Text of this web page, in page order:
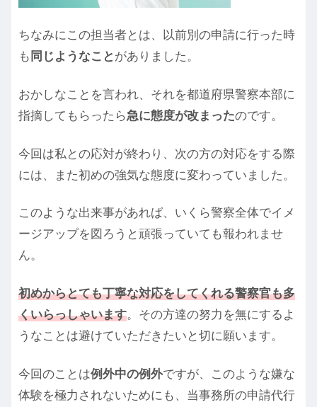
ちなみにこの担当者とは、以前別の申請に行った時
も 同じようなこと がありました。
おかしなことを言われ、それを都道府県警察本部に
指摘してもらったら急に態度が改まったのです。
今回は私との応対が終わり、次の方の対応をする際
には、また初めの強気な態度に変わっていました。
このような出来事があれば、いくら警察全体でイメ
ージアップを図ろうと頑張っていても報われませ
ん。
初めからとても丁寧な対応をしてくれる警察官も多
くいらっしゃいます。その方達の努力を無にするよ
うなことは避けていただきたいと切に願います。
今回のことは例外中の例外ですが、このような嫌な
体験を極力されないためにも、当事務所の申請代行